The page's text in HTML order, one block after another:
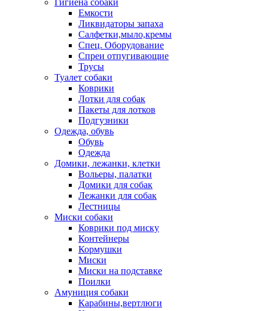
Гигиена собаки
Емкости
Ликвидаторы запаха
Салфетки,мыло,кремы
Спец. Оборудование
Спреи отпугивающие
Трусы
Туалет собаки
Коврики
Лотки для собак
Пакеты для лотков
Подгузники
Одежда, обувь
Обувь
Одежда
Домики, лежанки, клетки
Вольеры, палатки
Домики для собак
Лежанки для собак
Лестницы
Миски собаки
Коврики под миску
Контейнеры
Кормушки
Миски
Миски на подставке
Поилки
Амуниция собаки
Карабины,вертлюги